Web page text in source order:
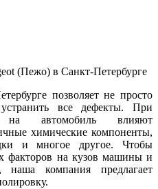
позволяет не просто
все дефекты. При
на автомобиль влияют
химические компоненты,
и многое другое. Чтобы
факторов на кузов машины и
компания предлагает